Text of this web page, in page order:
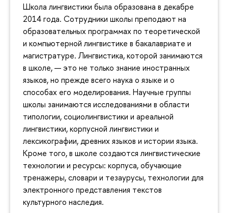
Школа лингвистики была образована в декабре
2014 года. Сотрудники школы преподают на
образовательных программах по теоретической
и компьютерной лингвистике в бакалавриате и
магистратуре. Лингвистика, которой занимаются
в школе, — это не только знание иностранных
языков, но прежде всего наука о языке и о
способах его моделирования. Научные группы
школы занимаются исследованиями в области
типологии, социолингвистики и ареальной
лингвистики, корпусной лингвистики и
лексикографии, древних языков и истории языка.
Кроме того, в школе создаются лингвистические
технологии и ресурсы: корпуса, обучающие
тренажеры, словари и тезаурусы, технологии для
электронного представления текстов
культурного наследия.